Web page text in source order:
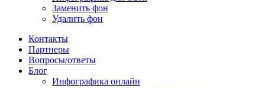
Заменить фон
Удалить фон
Контакты
Партнеры
Вопросы/ответы
Блог
Инфографика онлайн